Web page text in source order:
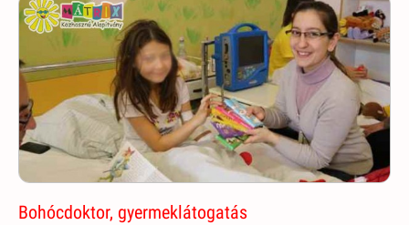
Bohócdoktor, gyermeklátogatás